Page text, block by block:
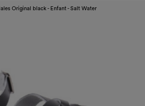
Original black - Enfant - Salt Water